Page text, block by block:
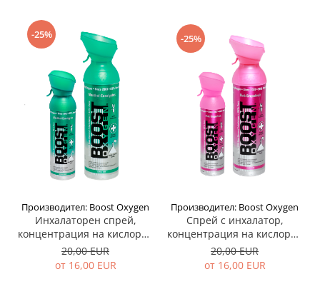
-25%
Производител: Boost Oxygen
Инхалаторен спрей,
концентрация на кислород
95%, евкалипт - Boost
Oxygen
20,00 EUR
от 16,00 EUR
-25%
Производител: Boost Oxygen
Спрей с инхалатор,
концентрация на кислород
95%, Грейпфрут - Boost
Oxygen
20,00 EUR
от 16,00 EUR